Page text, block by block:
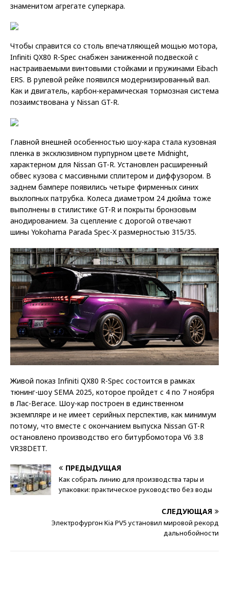
знаменитом агрегате суперкара.
Чтобы справится со столь впечатляющей мощью мотора,
Infiniti QX80 R-Spec снабжен заниженной подвеской с
настраиваемыми винтовыми стойками и пружинами Eibach
ERS. В рулевой рейке появился модернизированный вал.
Как и двигатель, карбон-керамическая тормозная система
позаимствована у Nissan GT-R.
Главной внешней особенностью шоу-кара стала кузовная
пленка в эксклюзивном пурпурном цвете Midnight,
характерном для Nissan GT-R. Установлен расширенный
обвес кузова с массивными сплитером и диффузором. В
заднем бампере появились четыре фирменных синих
выхлопных патрубка. Колеса диаметром 24 дюйма тоже
выполнены в стилистике GT-R и покрыты бронзовым
анодированием. За сцепление с дорогой отвечают
шины Yokohama Parada Spec-X размерностью 315/35.
Живой показ Infiniti QX80 R-Spec состоится в рамках
тюнинг-шоу SEMA 2025, которое пройдет с 4 по 7 ноября
в Лас-Вегасе. Шоу-кар построен в единственном
экземпляре и не имеет серийных перспектив, как минимум
потому, что вместе с окончанием выпуска Nissan GT-R
остановлено производство его битурбомотора V6 3.8
VR38DETT.
ПРЕДЫДУЩАЯ
Как собрать линию для производства тары и
упаковки: практическое руководство без воды
СЛЕДУЮЩАЯ
Электрофургон Kia PV5 установил мировой рекорд
дальнобойности